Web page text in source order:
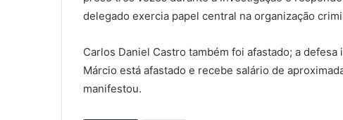
delegado exercia papel central na organização
Carlos Daniel Castro também foi afastado; a
Márcio está afastado e recebe salário de
manifestou.